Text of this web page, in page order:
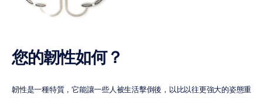
您的韌性如何？
韌性是一種特質，它能讓一些人被生活擊倒後，以比以往更強大的姿態重